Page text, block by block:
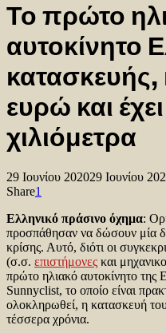
Το πρώτο
αυτοκίνητο
κατασκευής,
ευρώ και
χιλιόμετρα
29 Ιουνίου 202029 Ιουνίου
Share1
Ελληνικό πράσινο όχημα:
προσπάθησαν να δώσουν μία
κρίσης. Αυτό, διότι οι
(σ.σ. επιστήμονες και
πρώτο ηλιακό αυτοκίνητο της
Sunnyclist, το οποίο είναι
ολοκληρωθεί, η κατασκευή
τέσσερα χρόνια.